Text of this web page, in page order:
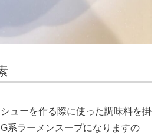
ューを作る際に使った調味料を掛
系ラーメンスープになりますの